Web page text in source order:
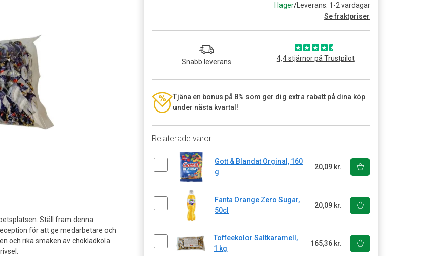
Ställ fram denna
för att ge medarbetare och
och rika smaken av chokladkola
I lager/Leverans: 1-2 vardagar
Se fraktpriser
Snabb leverans 4,4 stjärnor på Trustpilot
Tjäna en bonus på 8% som ger dig extra rabatt på dina köp
under nästa kvartal!
Relaterade varor
Gott & Blandat Orginal, 160
g
20,09 kr.
Fanta Orange Zero Sugar,
50cl
20,09 kr.
Toffeekolor Saltkaramell,
1 kg
165,36 kr.